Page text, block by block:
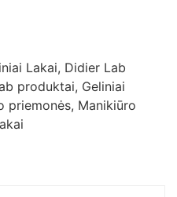
Lakai, Didier Lab
produktai, Geliniai
priemonės, Manikiūro